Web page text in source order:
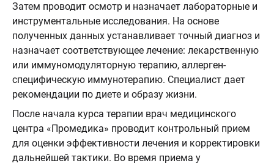
Затем проводит осмотр и назначает лабораторные и
инструментальные исследования. На основе
полученных данных устанавливает точный диагноз и
назначает соответствующее лечение: лекарственную
или иммуномодуляторную терапию, аллерген-
специфическую иммунотерапию. Специалист дает
рекомендации по диете и образу жизни.
После начала курса терапии врач медицинского
центра «Промедика» проводит контрольный прием
для оценки эффективности лечения и корректировки
дальнейшей тактики. Во время приема у